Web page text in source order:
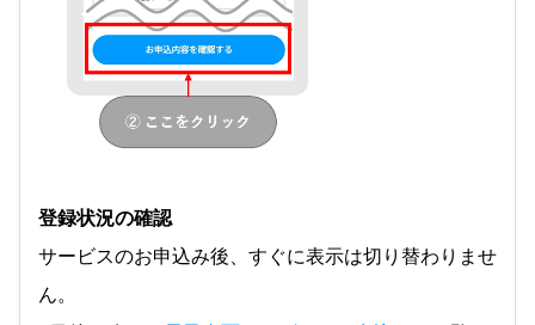
登録状況の確認
サービスのお申込み後、すぐに表示は切り替わりませ
ん。